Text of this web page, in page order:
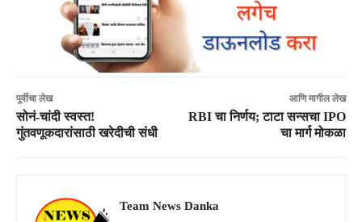
पूर्वीचा लेख
सोनं-चांदी स्वस्त!
गुंतवणूकदारांसाठी खरेदीची संधी
आणि मागील लेख
RBI चा निर्णय; टाटा सन्सचा IPO
चा मार्ग मोकळा
Team News Danka